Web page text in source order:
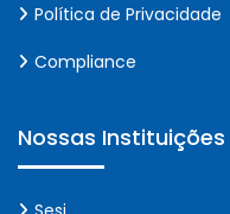
Política de Privacidade
Compliance
Nossas Instituições